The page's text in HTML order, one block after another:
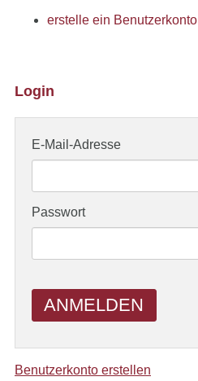
erstelle ein Benutzerkonto
Login
E-Mail-Adresse
Passwort
ANMELDEN
Benutzerkonto erstellen